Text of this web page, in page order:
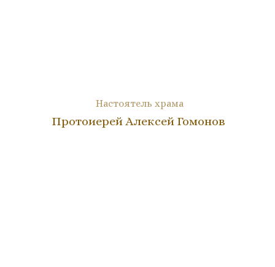
Настоятель храма
Протоиерей Алексей Гомонов